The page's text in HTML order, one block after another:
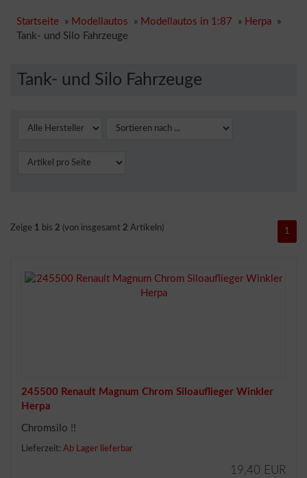
Startseite » Modellautos » Modellautos in 1:87 » Herpa »
Tank- und Silo Fahrzeuge
Tank- und Silo Fahrzeuge
Zeige 1 bis 2 (von insgesamt 2 Artikeln) 1
245500 Renault Magnum Chrom Siloauflieger Winkler
Herpa
Chromsilo !!
Lieferzeit: Ab Lager lieferbar
19,40 EUR